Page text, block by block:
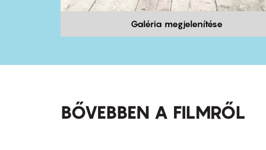
Galéria megjelenítése
BŐVEBBEN A FILMRŐL